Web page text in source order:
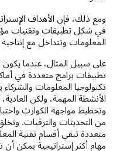
ومع ذلك، فإن الأهداف
في شكل تطبيقات وتقنيات
المعلومات وتتداخل مع
على سبيل المثال، عندما
تطبيقات برامج متعددة في
تكنولوجيا المعلومات
الأنشطة المهمة، ولكن
وتخطيط مواجهة الكوارث
من التحديثات والترقيات.
متعددة تبقي أقسام تقنية
مهام أكثر إستراتيجية يمكن أن